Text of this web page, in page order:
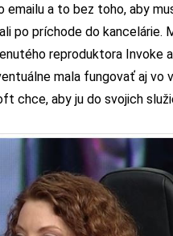
a to bez toho, aby
po príchode do kancelárie.
reproduktora Invoke
mala fungovať aj vo
chce, aby ju do svojich